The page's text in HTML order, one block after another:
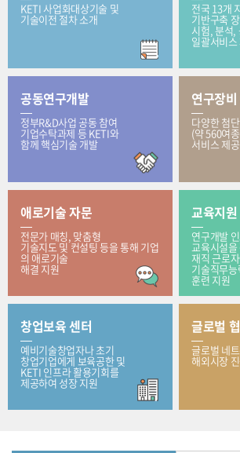
KETI 사업화대상기술 및
기술이전 절차 소개
전국 13개
기반구축
시험, 분석,
일괄서비스
공동연구개발
정부R&D사업 공동 참여
기업수탁과제 등 KETI와
함께 핵심기술 개발
연구장
다양한 첨
(약 560여
서비스 제공
애로기술 자문
전문가 매칭, 맞춤형
기술지도 및 컨설팅 등을 통해 기업
의 애로기술
해결 지원
교육지원
연구개발
교육시설
재직 근로
기술직무
훈련 지원
창업보육 센터
예비기술창업자나 초기
창업기업에게 보육공한 및
KETI 인프라 활용기회를
제공하여 성장 지원
글로벌
글로벌 네
해외시장